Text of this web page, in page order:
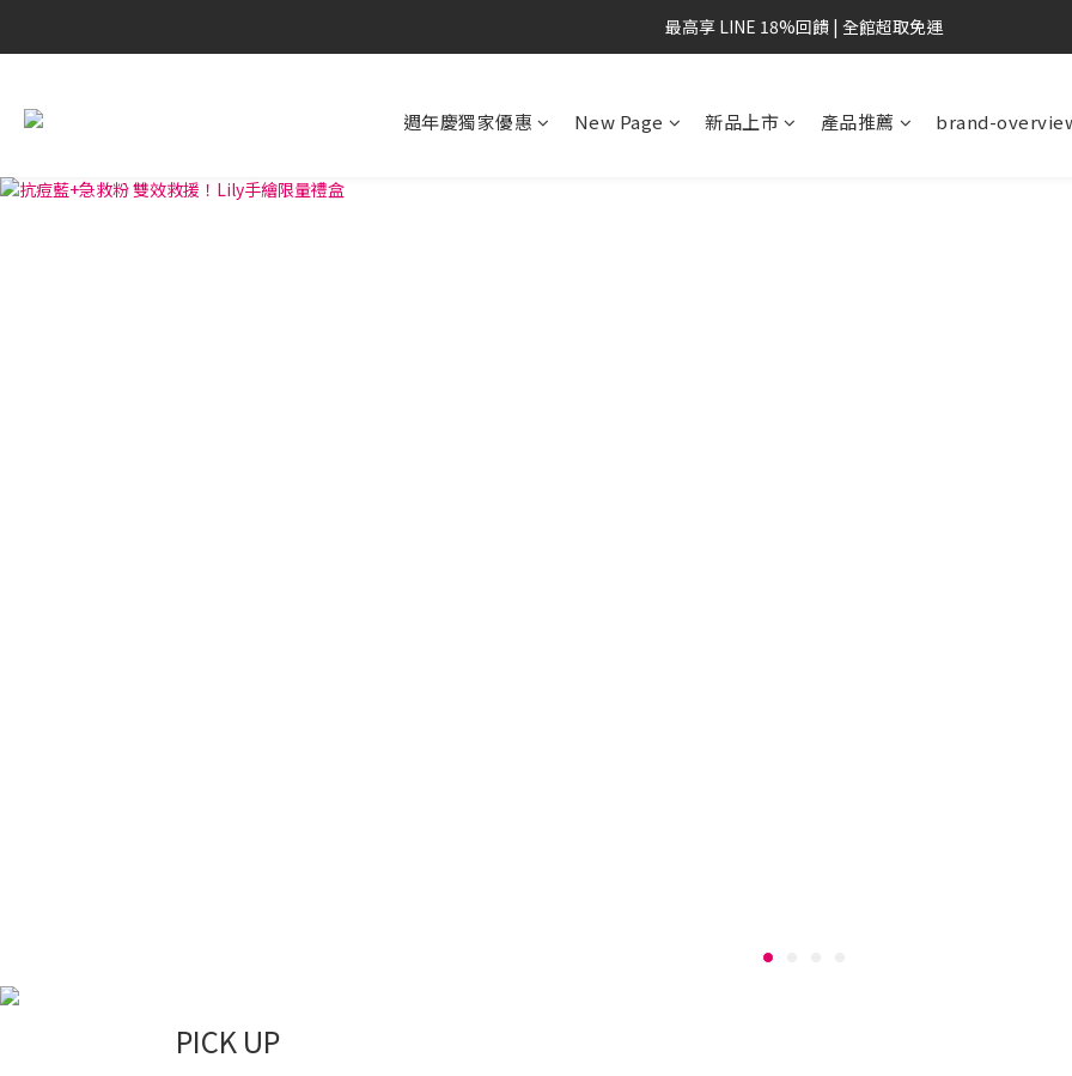
最高享 LINE 18%回饋 | 全館超取免運
週年慶獨家優惠 New Page 新品上市 產品推薦 brand-
PICK UP